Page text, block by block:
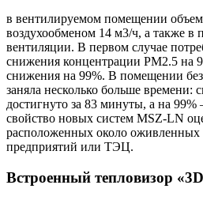
в вентилируемом помещении
воздухообменом 14 м3/ч, а также в
вентиляции. В первом случае
снижения концентрации PM2.5 на
снижения на 99%. В помещении
заняла несколько больше времени:
достигнуто за 83 минуты, а на
свойство новых систем MSZ-LN
расположенных около оживленных
предприятий или ТЭЦ.
Встроенный тепловизор